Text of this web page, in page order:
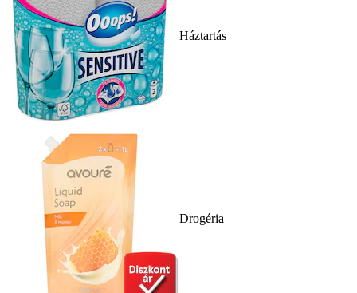
Háztartás
Drogéria